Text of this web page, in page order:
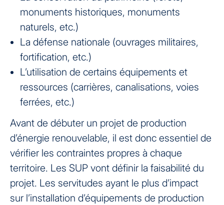
monuments historiques, monuments
naturels, etc.)
La défense nationale (ouvrages militaires,
fortification, etc.)
L’utilisation de certains équipements et
ressources (carrières, canalisations, voies
ferrées, etc.)
Avant de débuter un projet de production
d’énergie renouvelable, il est donc essentiel de
vérifier les contraintes propres à chaque
territoire. Les SUP vont définir la faisabilité du
projet. Les servitudes ayant le plus d’impact
sur l’installation d’équipements de production